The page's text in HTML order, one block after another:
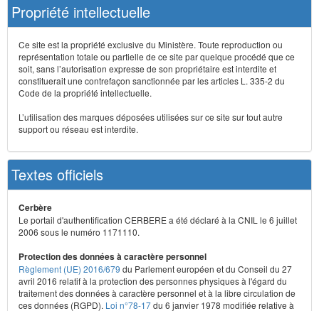
Propriété intellectuelle
Ce site est la propriété exclusive du Ministère. Toute reproduction ou
représentation totale ou partielle de ce site par quelque procédé que ce
soit, sans l’autorisation expresse de son propriétaire est interdite et
constituerait une contrefaçon sanctionnée par les articles L. 335-2 du
Code de la propriété intellectuelle.
L’utilisation des marques déposées utilisées sur ce site sur tout autre
support ou réseau est interdite.
Textes officiels
Cerbère
Le portail d'authentification CERBERE a été déclaré à la CNIL le 6 juillet
2006 sous le numéro 1171110.
Protection des données à caractère personnel
Règlement (UE) 2016/679 du Parlement européen et du Conseil du 27
avril 2016 relatif à la protection des personnes physiques à l'égard du
traitement des données à caractère personnel et à la libre circulation de
ces données (RGPD). Loi n°78-17du 6 janvier 1978 modifiée relative à